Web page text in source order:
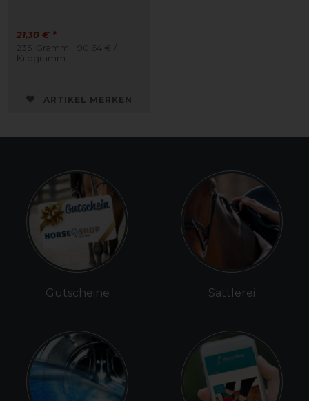
21,30 € *
235 Gramm
| 90,64 € /
Kilogramm
ARTIKEL MERKEN
Gutscheine Sattlerei